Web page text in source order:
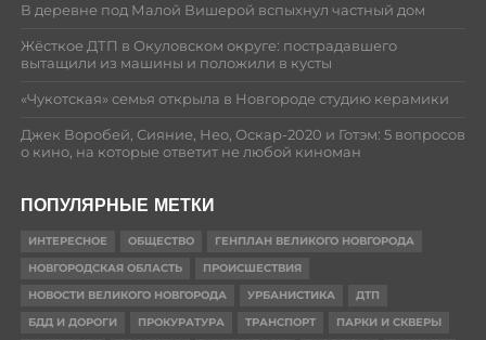
В деревне под Малой Вишерой вспыхнул частный дом
Жёсткое ДТП в Окуловском округе: пострадавшего
вытащили из машины и положили в кусты
«Чукотская» семья открыла в Новгороде студию керамики
Джек Воробей, Сияние, Нео, Оскар-2020 и Готэм: 5 вопросов
о кино, на которые ответит не любой киноман
ПОПУЛЯРНЫЕ МЕТКИ
ИНТЕРЕСНОЕ ОБЩЕСТВО
ГЕНПЛАН ВЕЛИКОГО НОВГОРОДА
НОВГОРОДСКАЯ ОБЛАСТЬ
ПРОИСШЕСТВИЯ
НОВОСТИ ВЕЛИКОГО НОВГОРОДА
УРБАНИСТИКА
ДТП
БДД И ДОРОГИ
ПРОКУРАТУРА ТРАНСПОРТ
ПАРКИ И СКВЕРЫ